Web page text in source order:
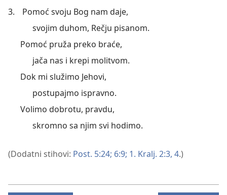
3.
Pomoć svoju Bog nam daje,
svojim duhom, Rečju pisanom.
Pomoć pruža preko braće,
jača nas i krepi molitvom.
Dok mi služimo Jehovi,
postupajmo ispravno.
Volimo dobrotu, pravdu,
skromno sa njim svi hodimo.
(Dodatni stihovi: Post. 5:24; 6:9; 1. Kralj. 2:3, 4.)